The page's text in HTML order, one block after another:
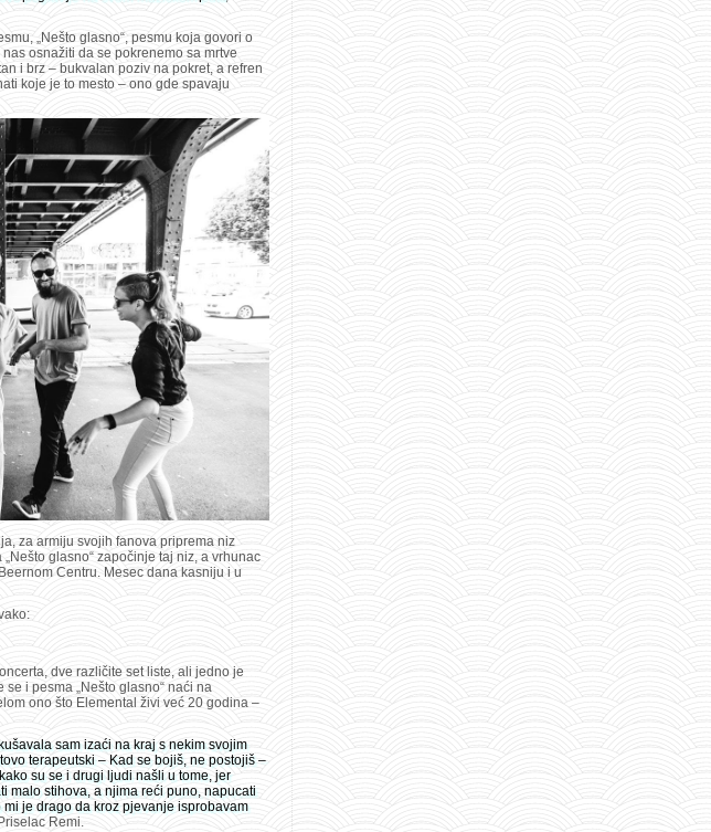
„Nešto glasno“, pesmu koja govori o
osnažiti da se pokrenemo sa mrtve
i brz – bukvalan poziv na pokret, a refren
koje je to mesto – ono gde spavaju
za armiju svojih fanova priprema niz
glasno“ započinje taj niz, a vrhunac
Centru. Mesec dana kasniju i u
dve različite set liste, ali jedno je
i pesma „Nešto glasno“ naći na
ono što Elemental živi već 20 godina –
sam izaći na kraj s nekim svojim
terapeutski – Kad se bojiš, ne postojiš –
su se i drugi ljudi našli u tome, jer
malo stihova, a njima reći puno, napucati
je drago da kroz pjevanje isprobavam
Remi.